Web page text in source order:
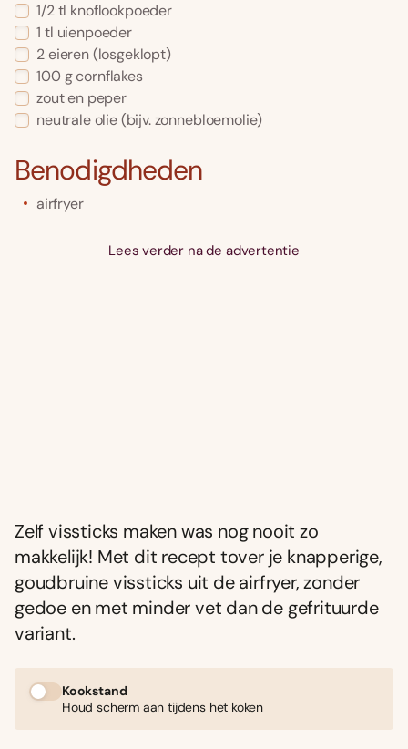
1/2 tl knoflookpoeder
1 tl uienpoeder
2eieren(losgeklopt)
100 gcornflakes
zout en peper
neutrale olie(bijv. zonnebloemolie)
Benodigdheden
airfryer
Lees verder na de advertentie
Zelf vissticks maken was nog nooit zo
makkelijk! Met dit recept tover je knapperige,
goudbruine vissticks uit de airfryer, zonder
gedoe en met minder vet dan de gefrituurde
variant.
Kookstand
Houd scherm aan tijdens het koken